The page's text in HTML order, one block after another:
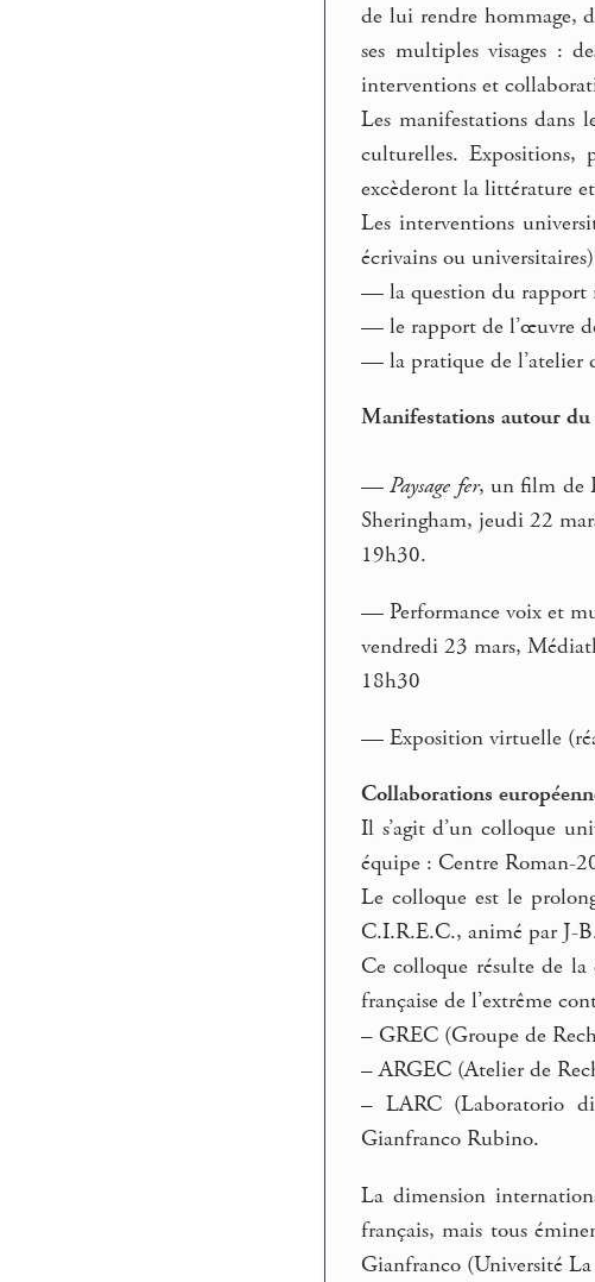
de lui rendre hommage,
ses multiples visages :
interventions et
Les manifestations dans
culturelles. Expositions,
excèderont la littérature
Les interventions
écrivains ou
— la question du rapport
— le rapport de l’œuvre
— la pratique de l’atelier
Manifestations autour
—Paysage fer, un film de
Sheringham, jeudi 22
19h30.
— Performance voix et
vendredi 23 mars,
18h30
— Exposition virtuelle
Collaborations
Il s’agit d’un colloque
équipe : Centre Roman-
Le colloque est le
C.I.R.E.C., animé par J-
Ce colloque résulte de la
française de l’extrême
– GREC (Groupe de
–ARGEC (Atelier de
– LARC (Laboratorio
Gianfranco Rubino.
La dimension
français, mais tous
Gianfranco (Université